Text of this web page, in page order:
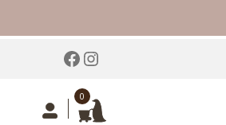
Facebook
Instagram
0